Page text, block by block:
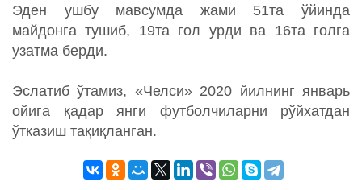
Эден ушбу мавсумда жами 51та ўйинда
майдонга тушиб, 19та гол урди ва 16та голга
узатма берди.
Эслатиб ўтамиз, «Челси» 2020 йилнинг январь
ойига қадар янги футболчиларни рўйхатдан
ўтказиш тақиқланган.